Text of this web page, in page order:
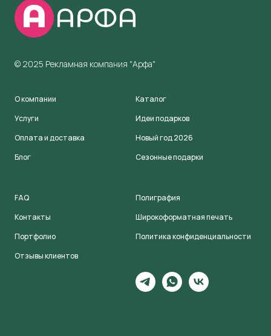
© 2025 Рекламная компания "Арфа"
О компании
Услуги
Оплата и доставка
Блог
Каталог
Идеи подарков
Новый год 2026
Сезонные подарки
FAQ
Контакты
Портфолио
Отзывы клиентов
Полиграфия
Широкоформатная печать
Политика конфиденциальности